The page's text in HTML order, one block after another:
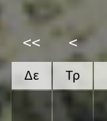
<< <
Δε Τρ